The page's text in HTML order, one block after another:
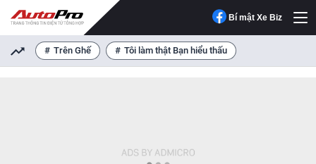
Bí mật Xe Biz
Trên Ghế Tôi làm thật Bạn hiểu thấu